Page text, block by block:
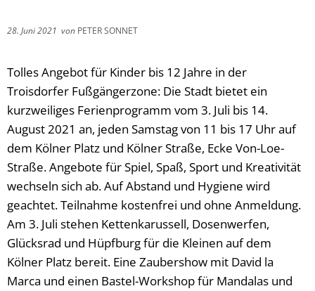
28. Juni 2021 von PETER SONNET
Tolles Angebot für Kinder bis 12 Jahre in der
Troisdorfer Fußgängerzone: Die Stadt bietet ein
kurzweiliges Ferienprogramm vom 3. Juli bis 14.
August 2021 an, jeden Samstag von 11 bis 17 Uhr auf
dem Kölner Platz und Kölner Straße, Ecke Von-Loe-
Straße. Angebote für Spiel, Spaß, Sport und Kreativität
wechseln sich ab. Auf Abstand und Hygiene wird
geachtet. Teilnahme kostenfrei und ohne Anmeldung.
Am 3. Juli stehen Kettenkarussell, Dosenwerfen,
Glücksrad und Hüpfburg für die Kleinen auf dem
Kölner Platz bereit. Eine Zaubershow mit David la
Marca und einen Bastel-Workshop für Mandalas und